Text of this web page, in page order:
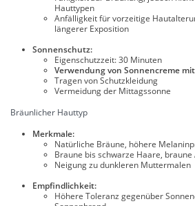
Hauttypen
Anfälligkeit für vorzeitige
längerer Exposition
Sonnenschutz:
Eigenschutzzeit: 30 Minuten
Verwendung von Sonnencreme mit
Tragen von Schutzkleidung
Vermeidung der Mittagssonne
Bräunlicher Hauttyp
Merkmale:
Natürliche Bräune, höhere
Braune bis schwarze Haare, braune
Neigung zu dunkleren Muttermalen
Empfindlichkeit:
Höhere Toleranz gegenüber